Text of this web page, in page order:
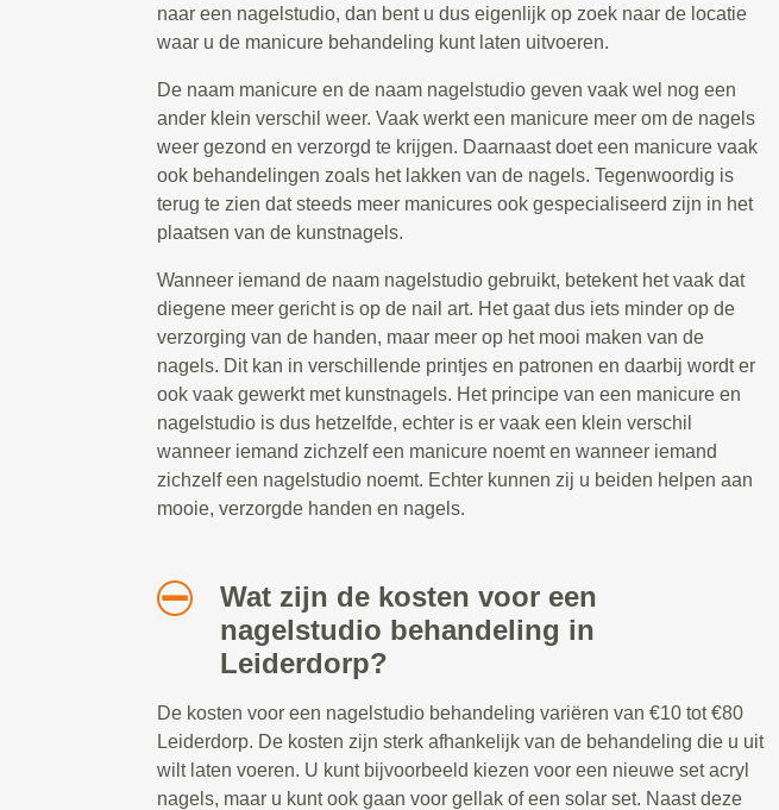
naar een nagelstudio, dan bent u dus eigenlijk op zoek naar de locatie
waar u de manicure behandeling kunt laten uitvoeren.
De naam manicure en de naam nagelstudio geven vaak wel nog een
ander klein verschil weer. Vaak werkt een manicure meer om de nagels
weer gezond en verzorgd te krijgen. Daarnaast doet een manicure vaak
ook behandelingen zoals het lakken van de nagels. Tegenwoordig is
terug te zien dat steeds meer manicures ook gespecialiseerd zijn in het
plaatsen van de kunstnagels.
Wanneer iemand de naam nagelstudio gebruikt, betekent het vaak dat
diegene meer gericht is op de nail art. Het gaat dus iets minder op de
verzorging van de handen, maar meer op het mooi maken van de
nagels. Dit kan in verschillende printjes en patronen en daarbij wordt er
ook vaak gewerkt met kunstnagels. Het principe van een manicure en
nagelstudio is dus hetzelfde, echter is er vaak een klein verschil
wanneer iemand zichzelf een manicure noemt en wanneer iemand
zichzelf een nagelstudio noemt. Echter kunnen zij u beiden helpen aan
mooie, verzorgde handen en nagels.
Wat zijn de kosten voor een
nagelstudio behandeling in
Leiderdorp?
De kosten voor een nagelstudio behandeling variëren van €10 tot €80
Leiderdorp. De kosten zijn sterk afhankelijk van de behandeling die u uit
wilt laten voeren. U kunt bijvoorbeeld kiezen voor een nieuwe set acryl
nagels, maar u kunt ook gaan voor gellak of een solar set. Naast deze